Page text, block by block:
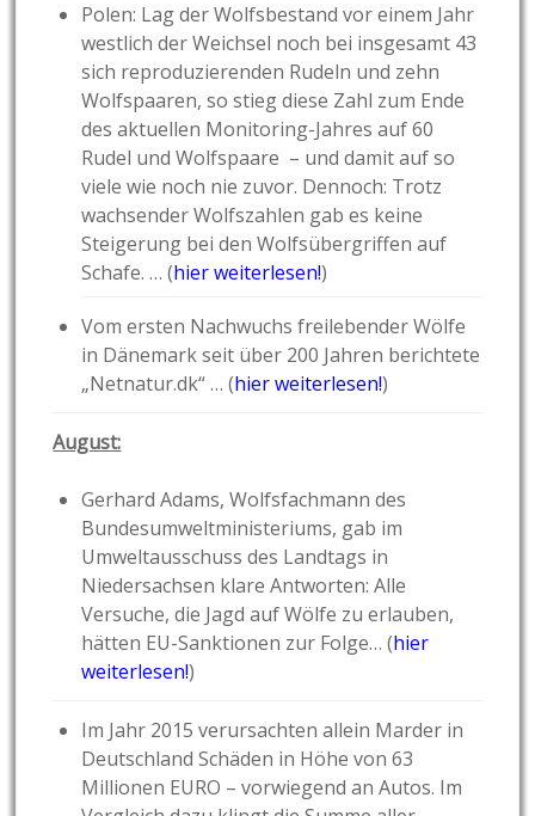
Polen: Lag der Wolfsbestand vor einem Jahr
westlich der Weichsel noch bei insgesamt 43
sich reproduzierenden Rudeln und zehn
Wolfspaaren, so stieg diese Zahl zum Ende
des aktuellen Monitoring-Jahres auf 60
Rudel und Wolfspaare – und damit auf so
viele wie noch nie zuvor. Dennoch: Trotz
wachsender Wolfszahlen gab es keine
Steigerung bei den Wolfsübergriffen auf
Schafe. … (hier weiterlesen!)
Vom ersten Nachwuchs freilebender Wölfe
in Dänemark seit über 200 Jahren berichtete
„Netnatur.dk“ … (hier weiterlesen!)
August:
Gerhard Adams, Wolfsfachmann des
Bundesumweltministeriums, gab im
Umweltausschuss des Landtags in
Niedersachsen klare Antworten: Alle
Versuche, die Jagd auf Wölfe zu erlauben,
hätten EU-Sanktionen zur Folge… (hier
weiterlesen!)
Im Jahr 2015 verursachten allein Marder in
Deutschland Schäden in Höhe von 63
Millionen EURO – vorwiegend an Autos. Im